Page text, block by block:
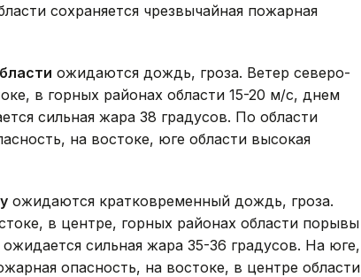
сохраняется чрезвычайная пожарная
ожидаются дождь, гроза. Ветер северо-
в горных районах области 15-20 м/с, днем
сильная жара 38 градусов. По области
на востоке, юге области высокая
ожидаются кратковременный дождь, гроза.
в центре, горных районах области порывы
сильная жара 35-36 градусов. На юге,
опасность, на востоке, в центре области